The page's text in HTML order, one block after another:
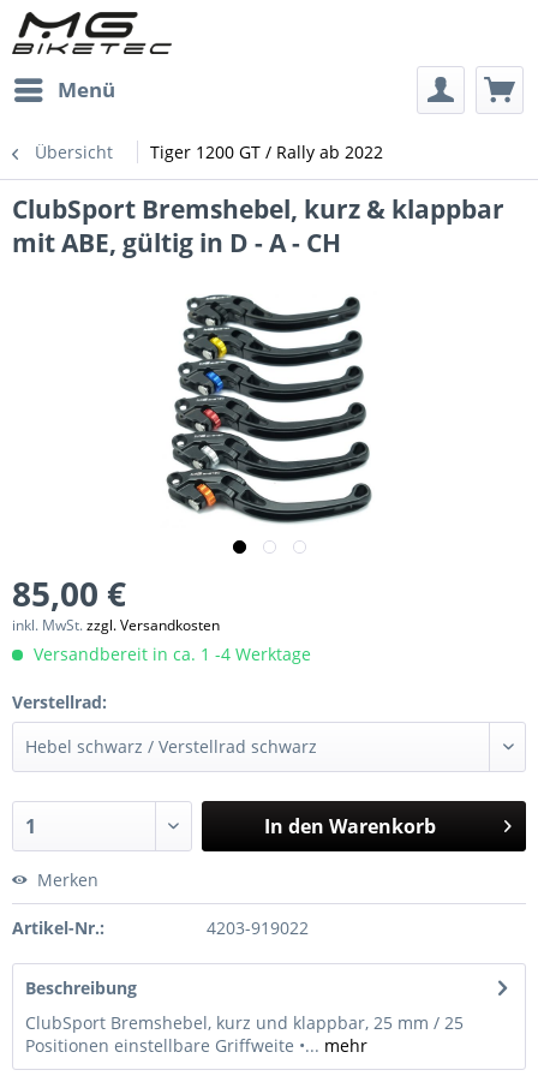
Menü
Übersicht Tiger 1200 GT / Rally ab 2022
ClubSport Bremshebel, kurz & klappbar
mit ABE, gültig in D - A - CH
85,00 €
inkl. MwSt.zzgl. Versandkosten
Versandbereit in ca. 1 -4 Werktage
Verstellrad:
In den Warenkorb
Merken
Artikel-Nr.: 4203-919022
Beschreibung
ClubSport Bremshebel, kurz und klappbar, 25 mm / 25
Positionen einstellbare Griffweite •... mehr